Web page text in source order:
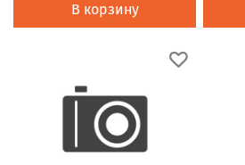
В корзину